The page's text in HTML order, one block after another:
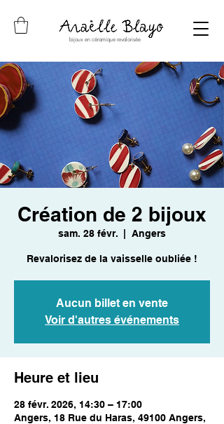
bijoux en céramique revalorisée
Création de 2 bijoux
sam. 28 févr. Angers
Revalorisez de la vaisselle oubliée !
Aucun billet en vente
Voir d'autres événements
Heure et lieu
28 févr. 2026, 14:30 – 17:00
Angers, 18 Rue du Haras, 49100 Angers,